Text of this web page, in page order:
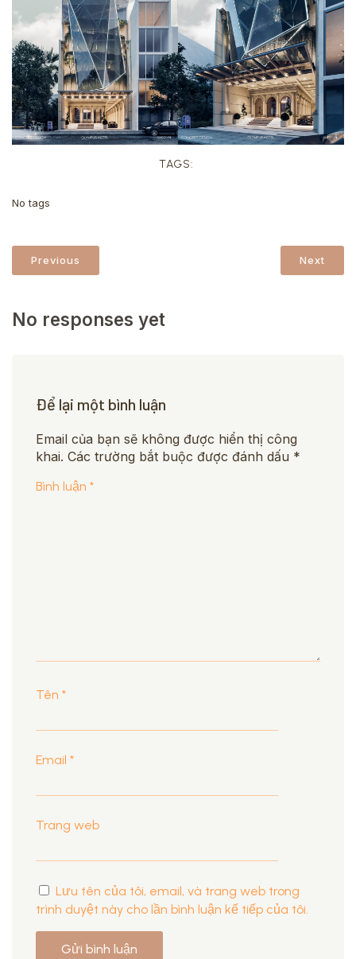
TAGS:
No tags
Previous Next
No responses yet
Để lại một bình luận
Email của bạn sẽ không được hiển thị công
khai. Các trường bắt buộc được đánh dấu *
Bình luận *
Tên *
Email *
Trang web
Lưu tên của tôi, email, và trang web trong
trình duyệt này cho lần bình luận kế tiếp của tôi.